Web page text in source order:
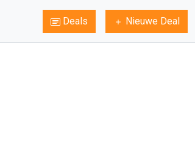
Deals Nieuwe Deal